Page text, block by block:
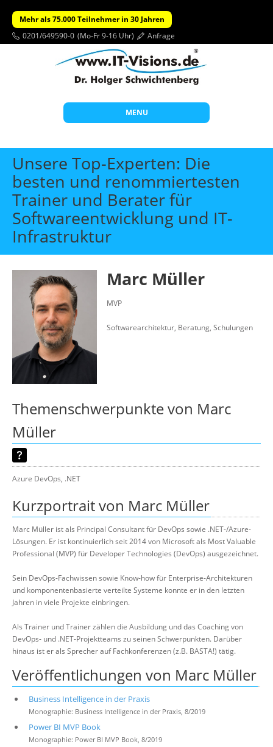
Mehr als 75.000 Teilnehmer in 30 Jahren
0201/649590-0 (Mo-Fr 9-16 Uhr) Anfrage
MENU
Start
Themen
Beratung
Individuelle Schulungen
Offene Seminare
Suche
Unsere Top-Experten: Die
besten und renommiertesten
Trainer und Berater für
Softwareentwicklung und IT-
Infrastruktur
Marc Müller
MVP
Softwarearchitektur, Beratung, Schulungen
Themenschwerpunkte von Marc
Müller
Azure DevOps, .NET
Kurzportrait von Marc Müller
Marc Müller ist als Principal Consultant für DevOps sowie .NET-/Azure-
Lösungen. Er ist kontinuierlich seit 2014 von Microsoft als Most Valuable
Professional (MVP) für Developer Technologies (DevOps) ausgezeichnet.
Sein DevOps-Fachwissen sowie Know-how für Enterprise-Architekturen
und komponentenbasierte verteilte Systeme konnte er in den letzten
Jahren in viele Projekte einbringen.
Als Trainer und Trainer zählen die Ausbildung und das Coaching von
DevOps- und .NET-Projektteams zu seinen Schwerpunkten. Darüber
hinaus ist er als Sprecher auf Fachkonferenzen (z.B. BASTA!) tätig.
Veröffentlichungen von Marc Müller
Business Intelligence in der Praxis
Monographie: Business Intelligence in der Praxis, 8/2019
Power BI MVP Book
Monographie: Power BI MVP Book, 8/2019